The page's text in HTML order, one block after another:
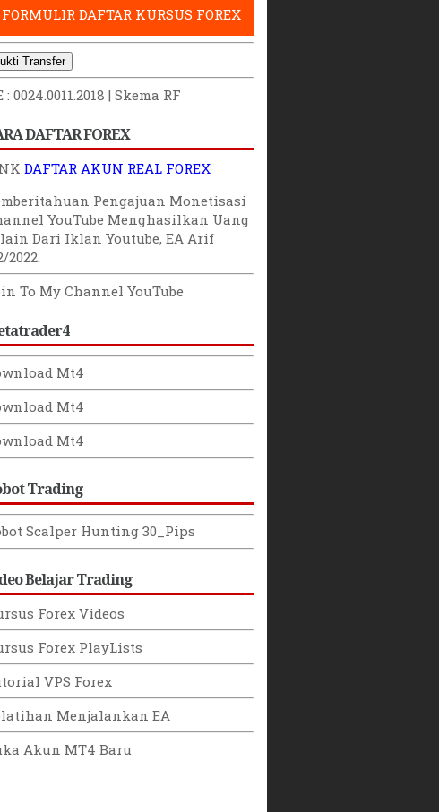
FORMULIR DAFTAR KURSUS FOREX
Transfer
: 0024.0011.2018 | Skema RF
DAFTAR FOREX
DAFTAR AKUN REAL FOREX
Pengajuan Monetisasi
YouTube Menghasilkan Uang
Dari Iklan Youtube, EA Arif
2022
To My Channel YouTube
Mt4
Mt4
Mt4
Trading
Scalper Hunting 30_Pips
Belajar Trading
Forex Videos
Forex PlayLists
VPS Forex
Menjalankan EA
Akun MT4 Baru